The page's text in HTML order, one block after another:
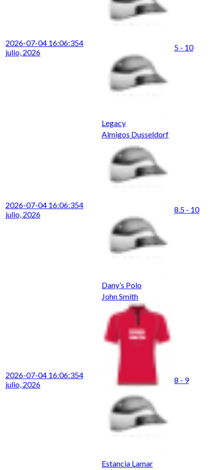
2026-07-04 16:06:354
julio, 2026
Legacy
5 - 10
2026-07-04 16:06:354
julio, 2026
Almigos Dusseldorf
Dany’s Polo
8.5 - 10
2026-07-04 16:06:354
julio, 2026
John Smith
Estancia Lamar
8 - 9